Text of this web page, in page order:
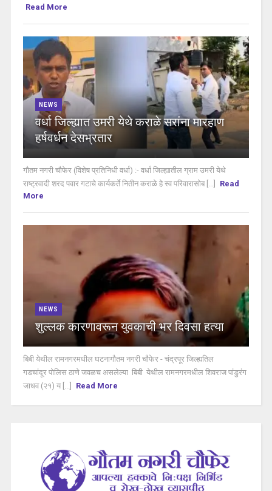
Read More
NEWS
वर्धा जिल्ह्यात उमरी येथे कराळे सरांना मारहाण
हर्षवर्धन देसभ्रतार
गौतम नगरी चौफेर (विशेष प्रतिनिधी वर्धा) :- वर्धा जिल्ह्यातील ग्राम उमरी येथे
राष्ट्रवादी शरद पवार गटाचे कार्यकर्ते नितीन कराळे हे स्व परिवारासोब [...]
Read
More
NEWS
शुल्लक कारणावरून युवकाची भर दिवसा हत्या
बिबी येथील रामनगरमधील घटनागौतम नगरी चौफेर - चंद्रपूर जिल्ह्यतिल
गडचांदूर पोलिस ठाणे जवळच असलेल्या बिबी येथील रामनगरमधील शिवराज पांडुरंग
जाधव (२१) य [...]
Read More